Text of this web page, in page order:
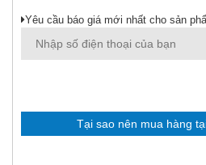
Yêu cầu báo giá mới nhất cho sản
Tại sao nên mua hàng